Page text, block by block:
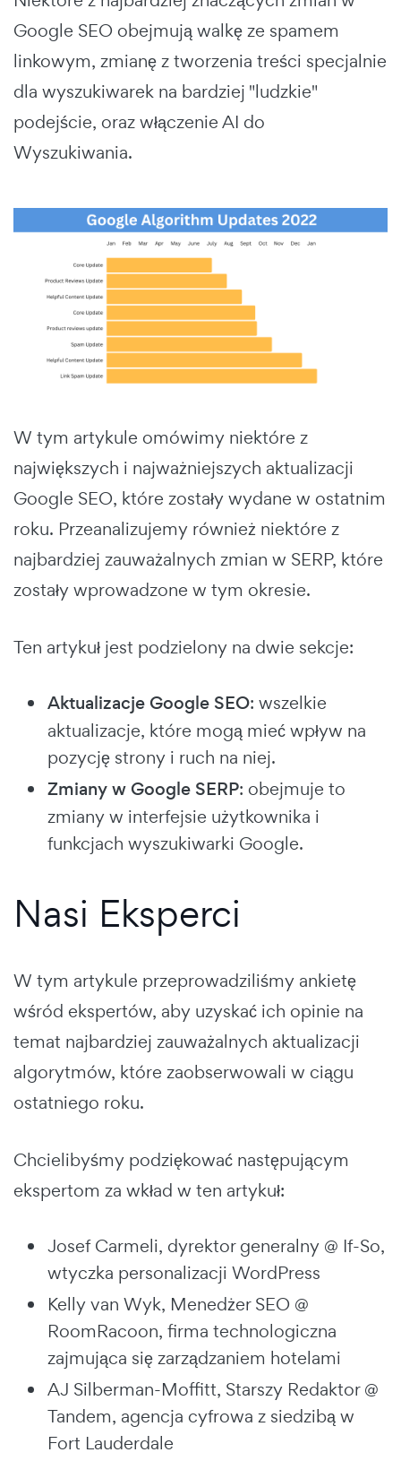
Google SEO obejmują walkę ze spamem
linkowym, zmianę z tworzenia treści specjalnie
dla wyszukiwarek na bardziej "ludzkie"
podejście, oraz włączenie AI do
Wyszukiwania.
W tym artykule omówimy niektóre z
największych i najważniejszych aktualizacji
Google SEO, które zostały wydane w ostatnim
roku. Przeanalizujemy również niektóre z
najbardziej zauważalnych zmian w SERP, które
zostały wprowadzone w tym okresie.
Ten artykuł jest podzielony na dwie sekcje:
Aktualizacje Google SEO: wszelkie
aktualizacje, które mogą mieć wpływ na
pozycję strony i ruch na niej.
Zmiany w Google SERP: obejmuje to
zmiany w interfejsie użytkownika i
funkcjach wyszukiwarki Google.
Nasi Eksperci
W tym artykule przeprowadziliśmy ankietę
wśród ekspertów, aby uzyskać ich opinie na
temat najbardziej zauważalnych aktualizacji
algorytmów, które zaobserwowali w ciągu
ostatniego roku.
Chcielibyśmy podziękować następującym
ekspertom za wkład w ten artykuł:
Josef Carmeli, dyrektor generalny @ If-So,
wtyczka personalizacji WordPress
Kelly van Wyk, Menedżer SEO @
RoomRacoon, firma technologiczna
zajmująca się zarządzaniem hotelami
AJ Silberman-Moffitt, Starszy Redaktor @
Tandem, agencja cyfrowa z siedzibą w
Fort Lauderdale